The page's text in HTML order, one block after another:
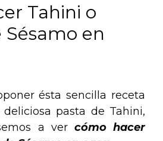
Tahini o
en
ésta sencilla receta
pasta de Tahini,
a ver cómo hacer